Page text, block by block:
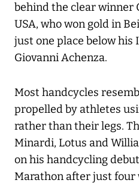
behind the clear winner
USA, who won gold in
just one place below
Giovanni Achenza.
Most handcycles
propelled by athletes
rather than their legs.
Minardi, Lotus and
on his handcycling
Marathon after just four